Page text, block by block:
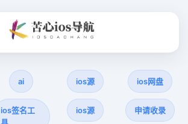
ai ios源 ios网盘
ios签名工
ios源 申请收录